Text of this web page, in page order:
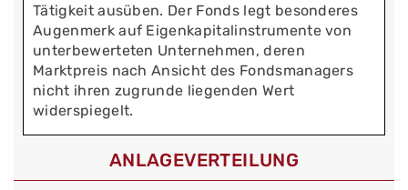
Tätigkeit ausüben. Der Fonds legt besonderes
Augenmerk auf Eigenkapitalinstrumente von
unterbewerteten Unternehmen, deren
Marktpreis nach Ansicht des Fondsmanagers
nicht ihren zugrunde liegenden Wert
widerspiegelt.
ANLAGEVERTEILUNG